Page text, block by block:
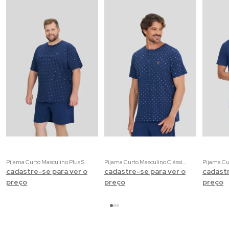
Pijama Curto Masculino Plus Size Clássico | 100% Algodão com Estampa de Gravataria
cadastre-se para ver o
preço
Pijama Curto Masculino Clássico | 100% Algodão com Estampa de Gravataria
cadastre-se para ver o
preço
preço